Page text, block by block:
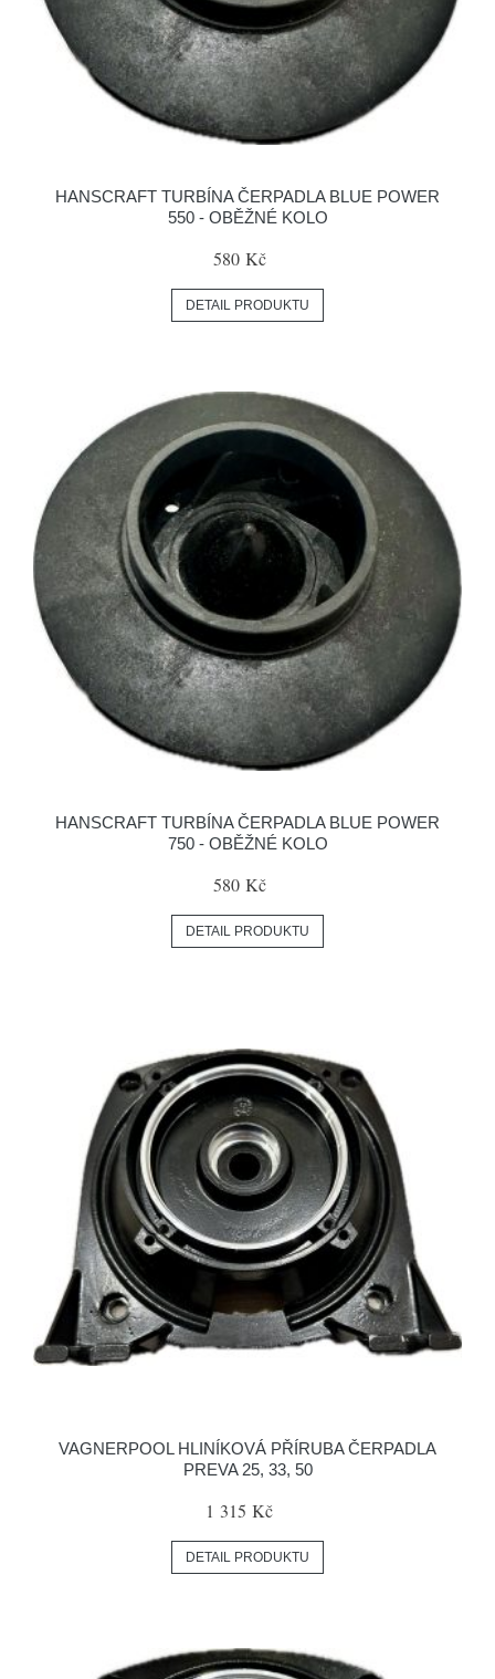
HANSCRAFT TURBÍNA ČERPADLA BLUE POWER
550 - OBĚŽNÉ KOLO
580 Kč
DETAIL PRODUKTU
HANSCRAFT TURBÍNA ČERPADLA BLUE POWER
750 - OBĚŽNÉ KOLO
580 Kč
DETAIL PRODUKTU
VAGNERPOOL HLINÍKOVÁ PŘÍRUBA ČERPADLA
PREVA 25, 33, 50
1 315 Kč
DETAIL PRODUKTU